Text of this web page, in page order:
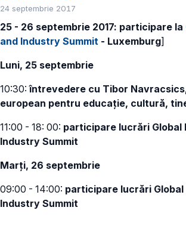
24 septembrie 2017
25 - 26 septembrie 2017: participare la
and Industry Summit - Luxemburg]
Luni, 25 septembrie
10:30:întrevedere cu Tibor
european pentru educație, cultură,
11:00 - 18: 00: participare lucrări Global
Industry Summit
Marți, 26 septembrie
09:00 - 14:00: participare lucrări
Industry Summit